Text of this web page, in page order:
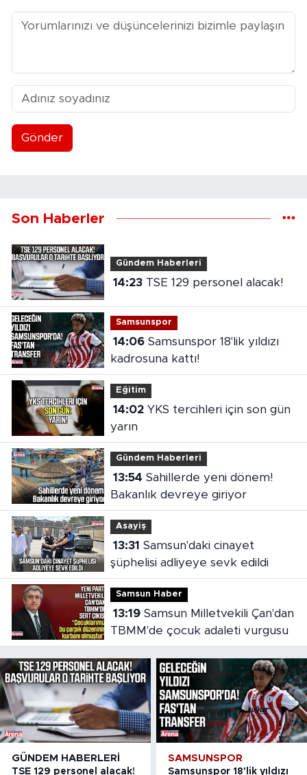
Gönder
Son Haberler
Gündem Haberleri
14:23 TSE 129 personel alacak!
Samsunspor
14:06Samsunspor 18'lik yıldızı
kadrosuna kattı!
Eğitim
14:02YKS tercihleri için son gün
yarın
Gündem Haberleri
13:54
Bakanlık devreye giriyor
Asayiş
13:31
şüphelisi adliyeye sevk edildi
Samsun Haber
13:19Samsun Milletvekili Çan'dan
TBMM'de çocuk adaleti vurgusu
GÜNDEM HABERLERI
TSE 129 personel alacak!
SAMSUNSPOR
Samsunspor 18'lik yıldızı